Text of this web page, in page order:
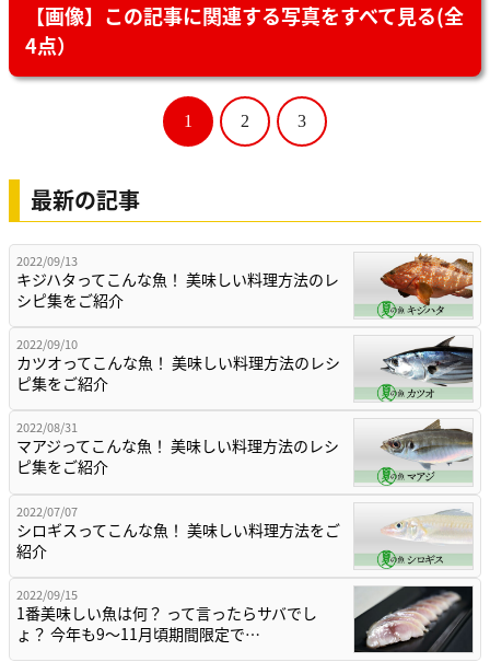
【画像】この記事に関連する写真をすべて見る(全
4点）
1 2 3
最新の記事
2022/09/13
キジハタってこんな魚！ 美味しい料理方法のレ
シピ集をご紹介
2022/09/10
カツオってこんな魚！ 美味しい料理方法のレシ
ピ集をご紹介
2022/08/31
マアジってこんな魚！ 美味しい料理方法のレシ
ピ集をご紹介
2022/07/07
シロギスってこんな魚！ 美味しい料理方法をご
紹介
2022/09/15
1番美味しい魚は何？ って言ったらサバでし
ょ？ 今年も9～11月頃期間限定で…